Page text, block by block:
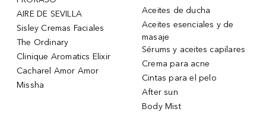
AIRE DE SEVILLA
Sisley Cremas Faciales
The Ordinary
Clinique Aromatics Elixir
Cacharel Amor Amor
Missha
Aceites de ducha
Aceites esenciales y de
masaje
Sérums y aceites capilares
Crema para acne
Cintas para el pelo
After sun
Body Mist